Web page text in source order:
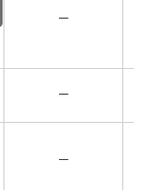
－
－
－